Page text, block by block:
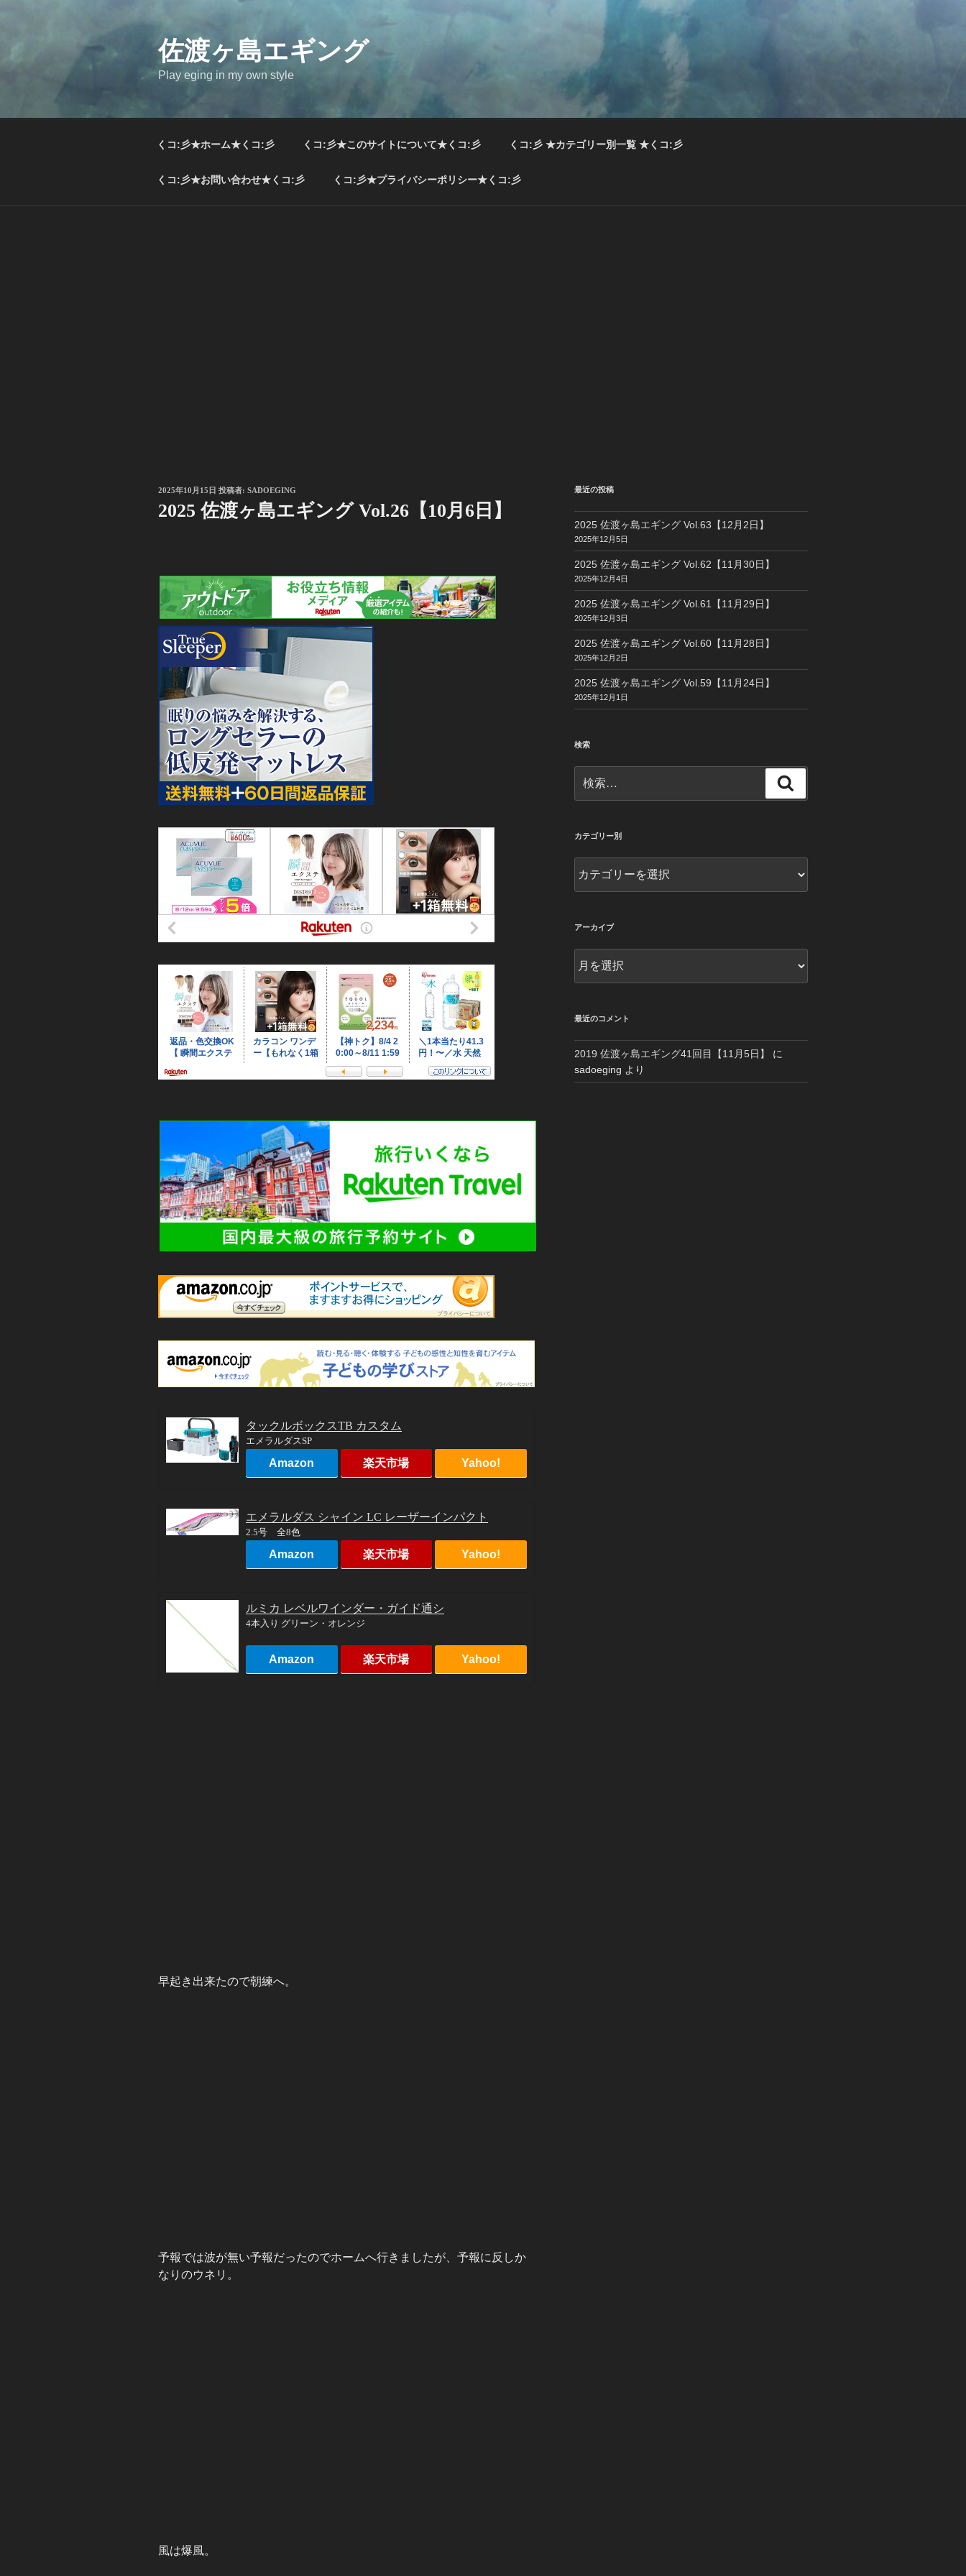
佐渡ヶ島エギング
Play eging in my own style
くコ:彡★ホーム★くコ:彡 くコ:彡★このサイトについて★くコ:彡 くコ:彡 ★カテゴリー別一覧 ★くコ:彡
くコ:彡★お問い合わせ★くコ:彡 くコ:彡★プライバシーポリシー★くコ:彡
投
日:
2025年10月15日 投稿者: SADOEGING
2025 佐渡ヶ島エギング Vol.26【10月6日】
タックルボックスTB カスタム
エメラルダスSP
Amazon 楽天市場 Yahoo!
エメラルダス シャイン LC レーザーインパクト
2.5号 全8色
Amazon 楽天市場 Yahoo!
ルミカ レベルワインダー・ガイド通シ
4本入り グリーン・オレンジ
Amazon 楽天市場 Yahoo!
早起き出来たので朝練へ。
予報では波が無い予報だったのでホームへ行きましたが、予報に反しか
なりのウネリ。
風は爆風。
最近の投稿
2025 佐渡ヶ島エギング Vol.63【12月2日】
2025年12月5日
2025 佐渡ヶ島エギング Vol.62【11月30日】
2025年12月4日
2025 佐渡ヶ島エギング Vol.61【11月29日】
2025年12月3日
2025 佐渡ヶ島エギング Vol.60【11月28日】
2025年12月2日
2025 佐渡ヶ島エギング Vol.59【11月24日】
2025年12月1日
検索
索:
索
カテゴリー別
テ
ー
アーカイブ
ー
ブ
最近のコメント
2019 佐渡ヶ島エギング41回目【11月5日】
に
sadoeging より